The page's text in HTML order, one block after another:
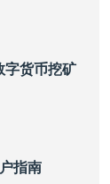
货币挖矿
指南